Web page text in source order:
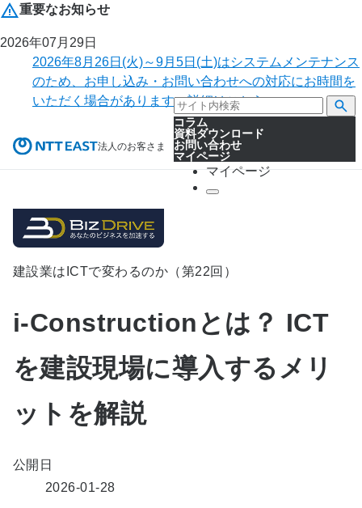
重要なお知らせ
2026年07月29日
2026年8月26日(火)～9月5日(土)はシステムメンテナンス
のため、お申し込み・お問い合わせへの対応にお時間を
いただく場合があります。詳細はこちら。
法人のお客さま
コラム
資料ダウンロード
お問い合わせ
マイページ
マイページ
建設業はICTで変わるのか（第22回）
i-Constructionとは？ ICT
を建設現場に導入するメリ
ットを解説
公開日
2026-01-28